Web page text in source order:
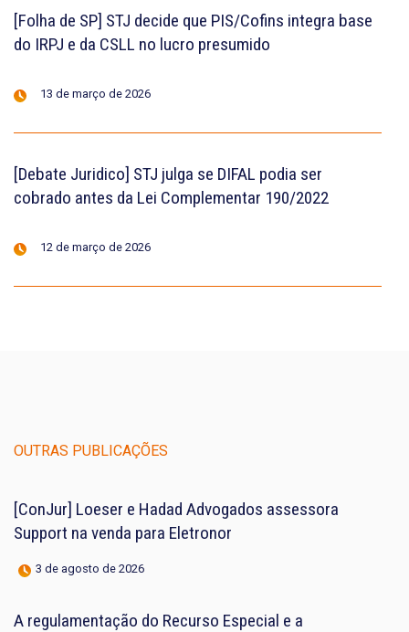
[Folha de SP] STJ decide que PIS/Cofins integra base
do IRPJ e da CSLL no lucro presumido
13 de março de 2026
[Debate Juridico] STJ julga se DIFAL podia ser
cobrado antes da Lei Complementar 190/2022
12 de março de 2026
OUTRAS PUBLICAÇÕES
[ConJur] Loeser e Hadad Advogados assessora
Support na venda para Eletronor
3 de agosto de 2026
A regulamentação do Recurso Especial e a